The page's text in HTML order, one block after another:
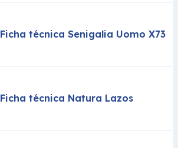
Ficha técnica Senigalia Uomo X73
Ficha técnica Natura Lazos